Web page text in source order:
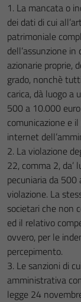
1. La mancata o
dei dati di cui
patrimoniale
dell’assunzione
azionarie proprie,
grado, nonchè
carica, dà luogo a
500 a 10.000
comunicazione e
internet
2. La violazione
22, comma 2,
pecuniaria da
violazione. La
societari che non
ed il relativo
ovvero, per le
percepimento.
3. Le sanzioni di
amministrativa
legge 24